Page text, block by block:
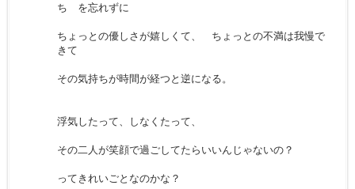
ち を忘れずに
ちょっとの優しさが嬉しくて、 ちょっとの不満は我慢で
きて
その気持ちが時間が経つと逆になる。
浮気したって、しなくたって、
その二人が笑顔で過ごしてたらいいんじゃないの？
ってきれいごとなのかな？